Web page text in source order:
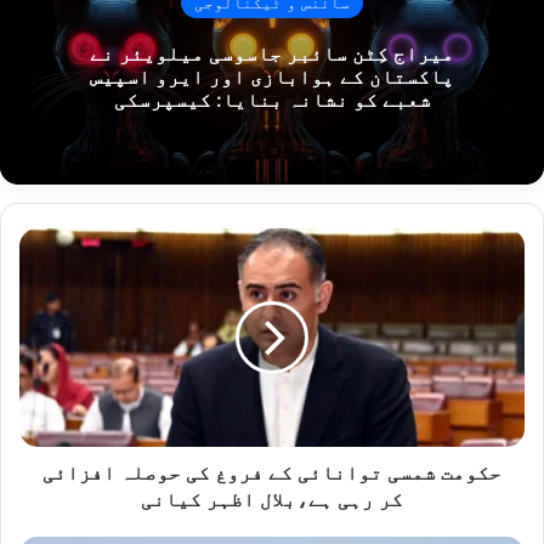
میراج کِٹن سائبر جاسوسی میلویئر نے
پاکستان کے ہوابازی اور ایرو اسپیس
شعبے کو نشانہ بنایا: کیسپرسکی
حکومت
کے
فروغ
کی
حوصلہ
افزائی
کر
حکومت شمسی توانائی کے فروغ کی حوصلہ افزائی
کر رہی ہے،بلال اظہر کیانی